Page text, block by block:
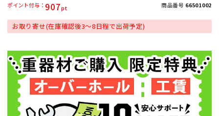
907
ポイント付与 商品番号 66501002
お取り寄せ(在庫確認後3～8日程で出荷予定)